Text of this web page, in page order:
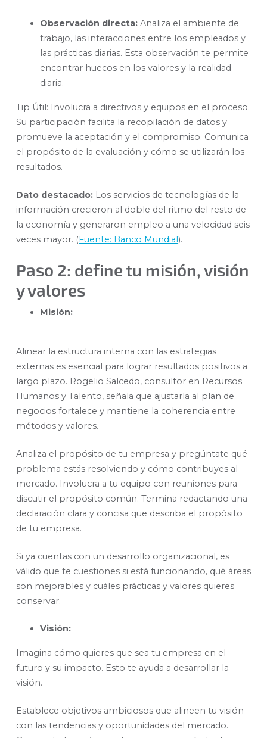
Observación directa: Analiza el ambiente de
trabajo, las interacciones entre los empleados y
las prácticas diarias. Esta observación te permite
encontrar huecos en los valores y la realidad
diaria.
Tip Útil: Involucra a directivos y equipos en el proceso.
Su participación facilita la recopilación de datos y
promueve la aceptación y el compromiso. Comunica
el propósito de la evaluación y cómo se utilizarán los
resultados.
Dato destacado: Los servicios de tecnologías de la
información crecieron al doble del ritmo del resto de
la economía y generaron empleo a una velocidad seis
veces mayor. (Fuente: Banco Mundial).
Paso 2: define tu misión, visión
y valores
Misión:
Alinear la estructura interna con las estrategias
externas es esencial para lograr resultados positivos a
largo plazo. Rogelio Salcedo, consultor en Recursos
Humanos y Talento, señala que ajustarla al plan de
negocios fortalece y mantiene la coherencia entre
métodos y valores.
Analiza el propósito de tu empresa y pregúntate qué
problema estás resolviendo y cómo contribuyes al
mercado. Involucra a tu equipo con reuniones para
discutir el propósito común. Termina redactando una
declaración clara y concisa que describa el propósito
de tu empresa.
Si ya cuentas con un desarrollo organizacional, es
válido que te cuestiones si está funcionando, qué áreas
son mejorables y cuáles prácticas y valores quieres
conservar.
Visión:
Imagina cómo quieres que sea tu empresa en el
futuro y su impacto. Esto te ayuda a desarrollar la
visión.
Establece objetivos ambiciosos que alineen tu visión
con las tendencias y oportunidades del mercado.